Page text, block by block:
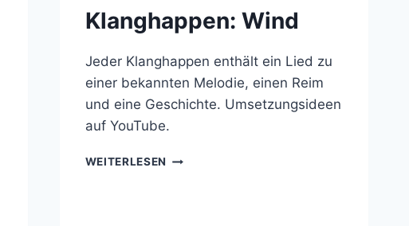
Klanghappen: Wind
Jeder Klanghappen enthält ein Lied zu
einer bekannten Melodie, einen Reim
und eine Geschichte. Umsetzungsideen
auf YouTube.
WEITERLESEN KLANGHAPPEN: